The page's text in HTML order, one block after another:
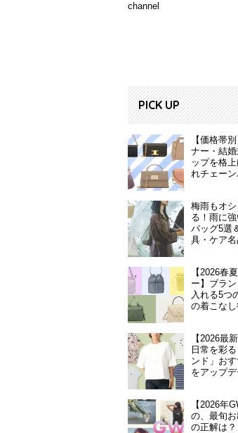
channel
PICK UP
【価格帯
ナー・結
ップを格
れチェー
梅雨もオ
る！雨に
バッグ5選
具・ケア名
【2026春
ー】ブラ
入れる5つ
の着こな
【2026最
日常を彩
ンド」お
をアップ
【2026年
の、最旬
の正解は？